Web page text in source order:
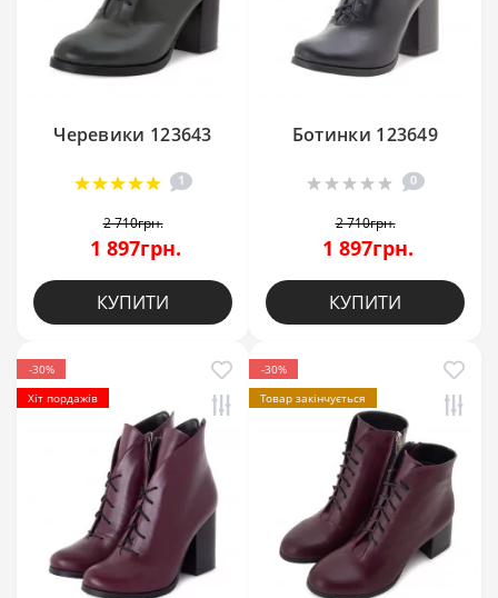
Черевики 123643
1
2 710грн.
1 897грн.
КУПИТИ
Ботинки 123649
0
2 710грн.
1 897грн.
КУПИТИ
-30%
Хіт пордажів
-30%
Товар закінчується